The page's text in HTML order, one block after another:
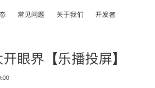
常见问题 关于我们 开发者
眼界【乐播投屏】